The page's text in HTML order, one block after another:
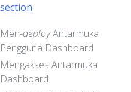
section
Men-deployAntarmuka
Pengguna Dashboard
Mengakses Antarmuka
Dashboard